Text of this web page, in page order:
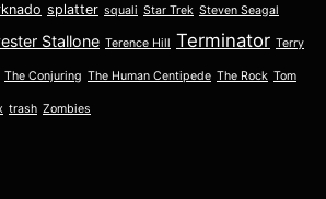
splatter squali Star Trek Steven Seagal
Stallone Terence Hill Terminator Terry
The Conjuring The Human Centipede The Rock Tom
trash Zombies